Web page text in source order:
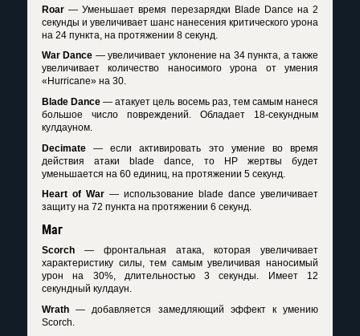
Roar — Уменьшает время перезарядки Blade Dance на 2
секунды и увеличивает шанс нанесения критического урона
на 24 пункта, на протяжении 8 секунд.
War Dance — увеличивает уклонение на 34 пункта, а также
увеличивает количество наносимого урона от умения
«Hurricane» на 30.
Blade Dance — атакует цель восемь раз, тем самым нанеся
большое число повреждений. Обладает 18-секундным
кулдауном.
Decimate — если активировать это умение во время
действия атаки blade dance, то HP жертвы будет
уменьшается на 60 единиц, на протяжении 5 секунд.
Heart of War — использование blade dance увеличивает
защиту на 72 пункта на протяжении 6 секунд.
Маг
Scorch — фронтальная атака, которая увеличивает
характеристику силы, тем самым увеличивая наносимый
урон на 30%, длительностью 3 секунды. Имеет 12
секундный кулдаун.
Wrath — добавляется замедляющий эффект к умению
Scorch.